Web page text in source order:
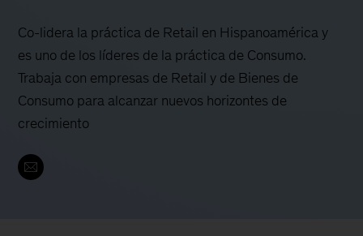
Co-lidera la práctica de Retail en Hispanoamérica y
es uno de los líderes de la práctica de Consumo.
Trabaja con empresas de Retail y de Bienes de
Consumo para alcanzar nuevos horizontes de
crecimiento